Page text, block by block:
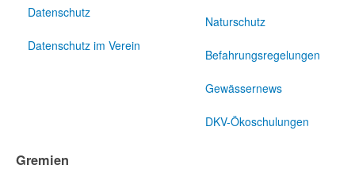
Datenschutz
Datenschutz im Verein
Naturschutz
Befahrungsregelungen
Gewässernews
DKV-Ökoschulungen
Gremien